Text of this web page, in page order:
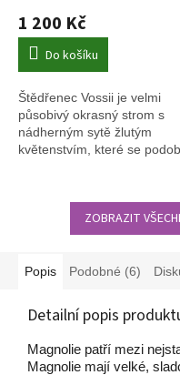
1 200 Kč
Do košíku
Štědřenec Vossii je velmi
působivý okrasný strom s
nádherným sytě žlutým
květenstvím, které se
ZOBRAZIT
Popis Podobné (6)
Detailní popis
Magnolie patří mezi
Magnolie mají velké,